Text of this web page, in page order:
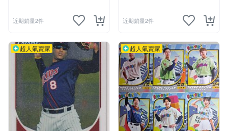
近期銷量2件 近期銷量2件
超人氣賣家 超人氣賣家